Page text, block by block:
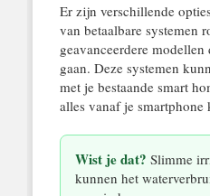
Er zijn verschillende
van betaalbare systemen
geavanceerdere
gaan. Deze systemen
met je bestaande smart
alles vanaf je smartphone
Wist je dat? Slimme
kunnen het